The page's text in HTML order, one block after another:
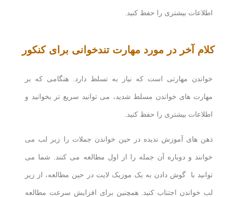
اطلاعات بیشتری را حفظ کنید.
کلام آخر در مورد مهارت تندخوانی برای کنکور
خواندن مهارتی است که نیاز به تسلط دارد. هنگامی که بر
مهارت های خواندن مسلط شدید، می توانید سریع تر بخوانید و
اطلاعات بیشتری را حفظ کنید.
ذهن های آموزش ندیده در حین خواندن جملات را زیر لب می
خوانند و دوباره آن جمله را از اول مطالعه می کنند. شما می
توانید با گوش دادن به یک موزیک لایت در حین مطالعه، از زیر
لب خواندن اجتناب کنید. همچنین برای افزایش سرعت مطالعه